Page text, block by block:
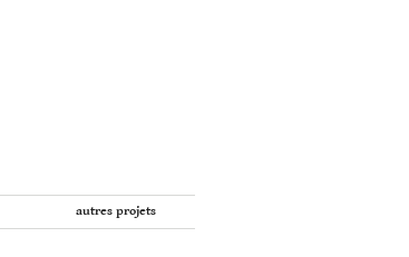
autres projets